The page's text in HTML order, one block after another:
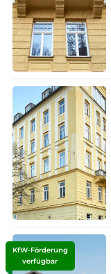
KfW-Förderung
verfügbar